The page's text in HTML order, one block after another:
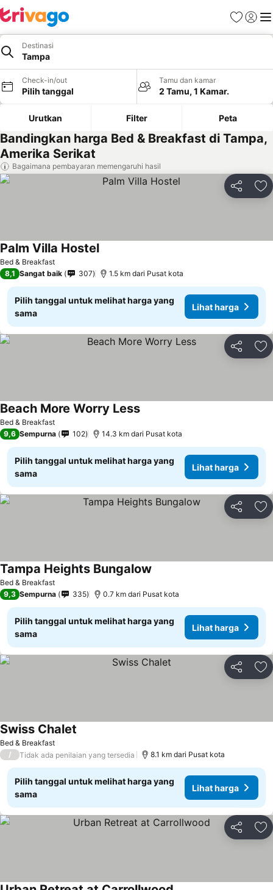
FavoritLogin
Destinasi
Tampa
Check-in/out
Pilih tanggal
Tamu dan kamar
2 Tamu, 1 Kamar.
Urutkan Filter Peta
Bandingkan harga Bed & Breakfast di Tampa,
Amerika Serikat
Bagaimana pembayaran memengaruhi hasil
Bagikan
Bed & Breakfast
Palm Villa Hostel
8,1 Sangat baik 307 1.5 km dari Pusat kota
Pilih tanggal untuk melihat harga yang
sama
Lihat harga
Bagikan
Bed & Breakfast
Beach More Worry Less
9,6 Sempurna 102 14.3 km dari Pusat kota
Pilih tanggal untuk melihat harga yang
sama
Lihat harga
Bagikan
Bed & Breakfast
Tampa Heights Bungalow
9,3 Sempurna 335 0.7 km dari Pusat kota
Pilih tanggal untuk melihat harga yang
sama
Lihat harga
Bagikan
Bed & Breakfast
Swiss Chalet
/ Tidak ada penilaian yang tersedia 8.1 km dari Pusat kota
Pilih tanggal untuk melihat harga yang
sama
Lihat harga
Bagikan